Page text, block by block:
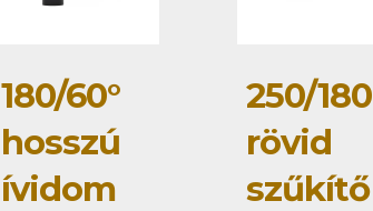
180/60°
hosszú
ívidom
250/180
rövid
szűkítő